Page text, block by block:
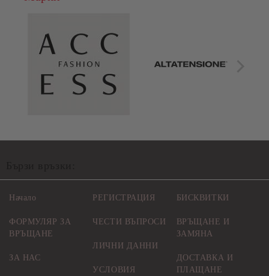
Начало
ФОРМУЛЯР ЗА
ВРЪЩАНЕ
ЗА НАС
РЕГИСТРАЦИЯ
ЧЕСТИ ВЪПРОСИ
ЛИЧНИ ДАННИ
УСЛОВИЯ
БИСКВИТКИ
ВРЪЩАНЕ И
ЗАМЯНА
ДОСТАВКА И
ПЛАЩАНЕ